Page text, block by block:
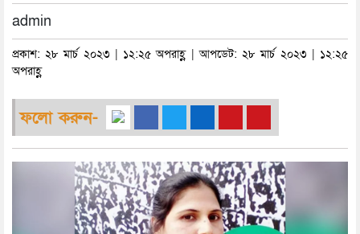
admin
প্রকাশ: ২৮ মার্চ ২০২৩ | ১২:২৫ অপরাহ্ণ | আপডেট: ২৮ মার্চ ২০২৩ | ১২:২৫
অপরাহ্ণ
ফলো করুন-